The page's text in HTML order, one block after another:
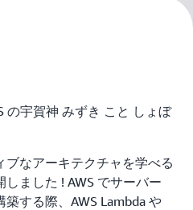
の宇賀神 みずき こと しょぼ
ブなアーキテクチャを学べる
ました ! AWS でサーバー
する際、AWS Lambda や